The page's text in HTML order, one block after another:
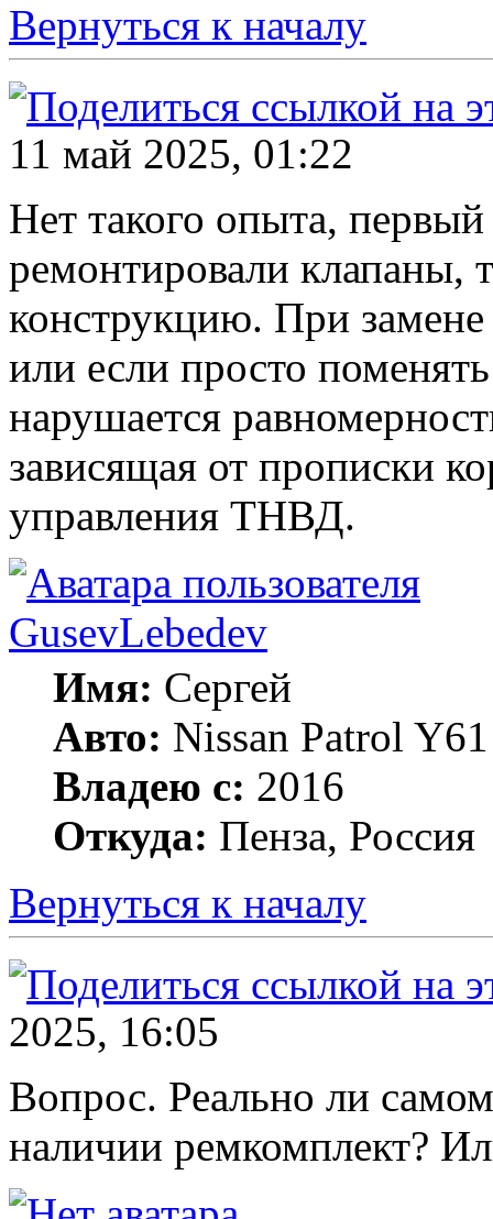
Вернуться к началу
11 май 2025, 01:22
Нет такого опыта,
ремонтировали клапаны,
конструкцию. При
или если просто
нарушается
зависящая от прописки
управления ТНВД.
GusevLebedev
Имя: Сергей
Авто: Nissan Patrol
Владею с: 2016
Откуда: Пенза, Россия
Вернуться к началу
2025, 16:05
Вопрос. Реально ли
наличии ремкомплект?